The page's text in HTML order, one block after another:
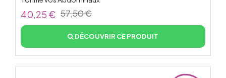
40,25 € 57,50 €
DÉCOUVRIR CE PRODUIT